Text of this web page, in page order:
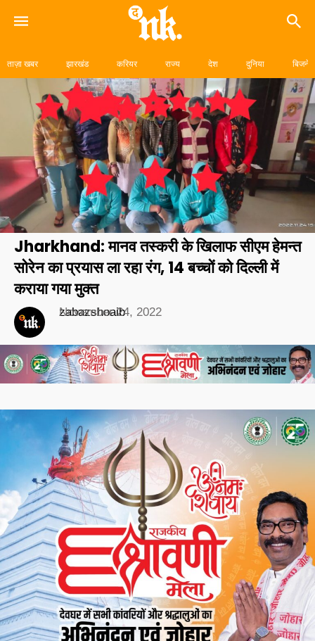
ताज़ा खबर झारखंड करियर राज्य देश दुनिया बिजनेस
Jharkhand: मानव तस्करी के खिलाफ सीएम हेमन्त
सोरेन का प्रयास ला रहा रंग, 14 बच्चों को दिल्ली में
कराया गया मुक्त
zabazshoaib
November 24, 2022